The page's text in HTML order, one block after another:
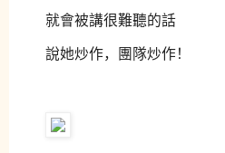
就會被講很難聽的話
說她炒作，團隊炒作！